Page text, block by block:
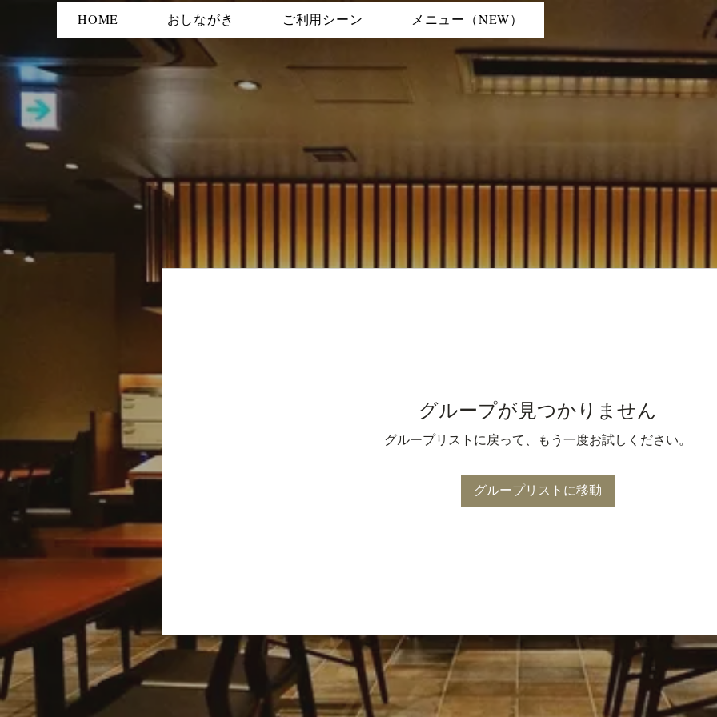
HOME おしながき ご利用シーン メニュー（NEW）
グループが見つかりません
グループリストに戻って、もう一度お試しください。
グループリストに移動